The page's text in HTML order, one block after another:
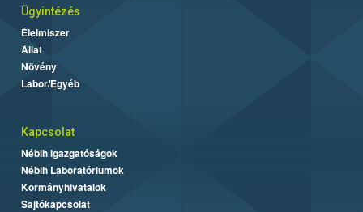
Ügyintézés
Élelmiszer
Állat
Növény
Labor/Egyéb
Kapcsolat
Nébih Igazgatóságok
Nébih Laboratóriumok
Kormányhivatalok
Sajtókapcsolat